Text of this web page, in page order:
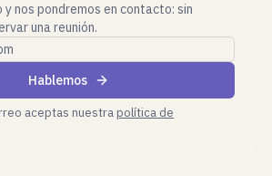
y nos pondremos en contacto: sin
una reunión.
Hablemos
aceptas nuestrapolítica de